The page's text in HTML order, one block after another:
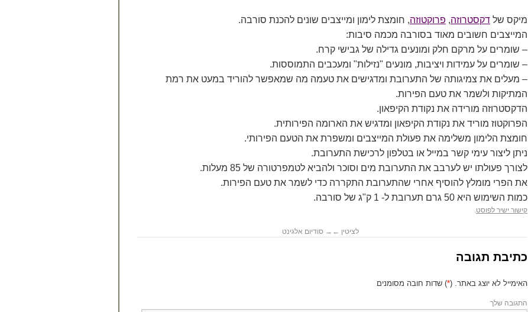
מיקס של דקסטרוזה, פרוקטוזה, חומצת לימון ומייצבים שונים להכנת סורבה.
המייצבים חשובים מאוד בסורבה מכמה סיבות:
– שומרים על מרקם חלק ומונעים גדילה של גבישי קרח.
– שומרים על עמידות ויציבות, מונעים "נזילות" ומעכבים התמוססות.
– מעלים את צמיגותה של התערובת ומדגישים את טעמה מה שמאפשר להוריד במעט את רמת
המתיקות ולשמר את טעם הפירות.
הדקסטרוזה מורידה את נקודת הקיפאון.
הפרוקטוז מוריד את נקודת הקיפאון ומדגיש את הארומה הפירותית.
חומצת הלימון משלימה את פעולת המייצבים ומשפרת את הטעם הפירותי.
ניתן ליצור עימי קשר במייל או בטלפון לרכישת התערובת.
לצורך פעולתו יש לערבב את התערובת מים וסוכר ולהביא לטמפרטורה של 85 מעלות.
את הפרי מומלץ להוסיף אחרי שהתערובת התקררה כדי לשמר את טעם הפירות.
כמות השימוש היא 50 גרם תערובת ל- 1 ק"ג של סורבה.
קישור ישיר לפוסט.
→ סודיום אלגינט לציטין ←
כתיבת תגובה
האימייל לא יוצג באתר. (
*) שדות חובה מסומנים
התגובה שלך